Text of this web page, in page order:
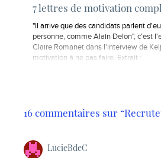
7 lettres de motivation
"Il arrive que des candidats parlent
personne, comme Alain Delon", c'est
Claire Romanet dans l'interview de
motivation à ne pas faire. Extrait :
16 commentaires sur
LucieBdeC